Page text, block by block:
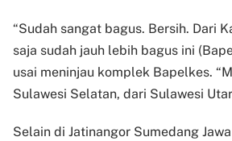
“Sudah sangat bagus. Bersih. Dari
saja sudah jauh lebih bagus ini
usai meninjau komplek Bapelkes.
Sulawesi Selatan, dari Sulawesi
Selain di Jatinangor Sumedang